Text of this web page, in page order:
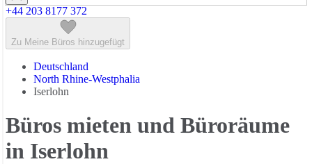
+44 203 8177 372
Zu Meine Büros hinzugefügt
Deutschland
North Rhine-Westphalia
Iserlohn
Büros mieten und Büroräume
in Iserlohn